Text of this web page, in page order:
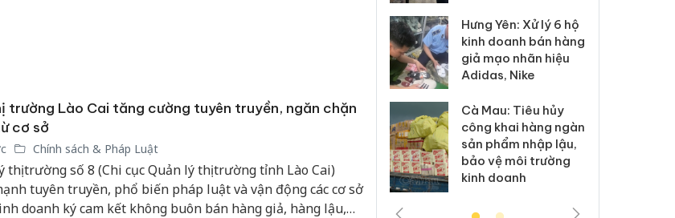
trường Lào Cai tăng cường tuyên truyền, ngăn chặn
cơ sở
Chính sách & Pháp Luật
thị trường số 8 (Chi cục Quản lý thị trường tỉnh Lào Cai)
tuyên truyền, phổ biến pháp luật và vận động các cơ sở
doanh ký cam kết không buôn bán hàng giả, hàng lậu,
An Giang: Đối tượng
Quốc ra đầu thú
Hưng Yên: Xử lý 6 hộ
kinh doanh bán hàng
giả mạo nhãn hiệu
Adidas, Nike
Cà Mau: Tiêu hủy
công khai hàng ngàn
sản phẩm nhập lậu,
bảo vệ môi trường
kinh doanh